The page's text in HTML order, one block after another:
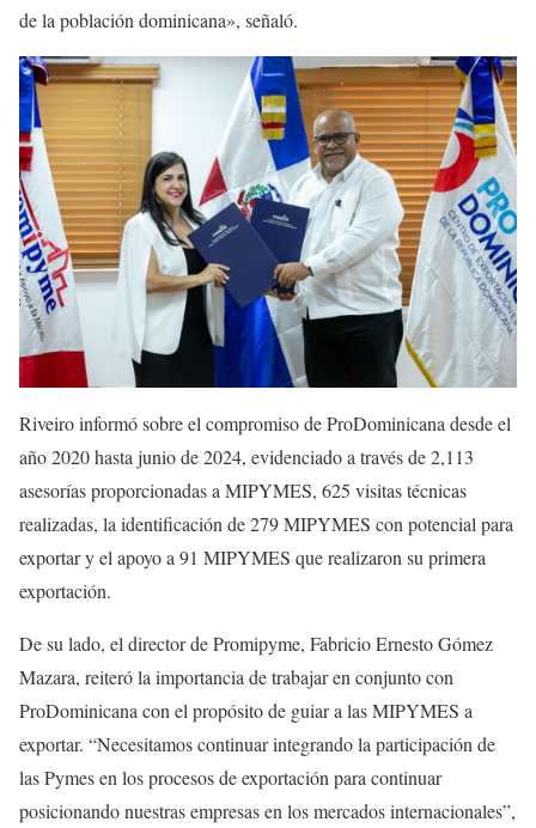
de la población dominicana», señaló.
Riveiro informó sobre el compromiso de ProDominicana desde el
año 2020 hasta junio de 2024, evidenciado a través de 2,113
asesorías proporcionadas a MIPYMES, 625 visitas técnicas
realizadas, la identificación de 279 MIPYMES con potencial para
exportar y el apoyo a 91 MIPYMES que realizaron su primera
exportación.
De su lado, el director de Promipyme, Fabricio Ernesto Gómez
Mazara, reiteró la importancia de trabajar en conjunto con
ProDominicana con el propósito de guiar a las MIPYMES a
exportar. “Necesitamos continuar integrando la participación de
las Pymes en los procesos de exportación para continuar
posicionando nuestras empresas en los mercados internacionales”,